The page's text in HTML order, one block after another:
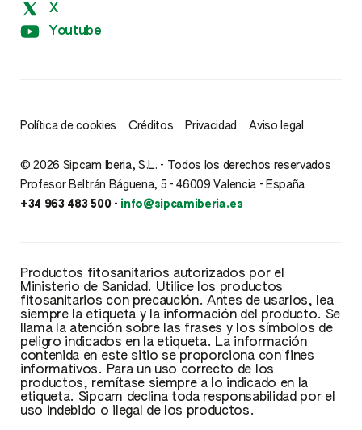
X
Youtube
© 2026 Sipcam Iberia, S.L. - Todos los derechos reservados
Profesor Beltrán Báguena, 5 - 46009 Valencia - España
+34 963 483 500 - info@sipcamiberia.es
Política de cookies Créditos Privacidad Aviso legal
Productos fitosanitarios autorizados por el
Ministerio de Sanidad. Utilice los productos
fitosanitarios con precaución. Antes de usarlos, lea
siempre la etiqueta y la información del producto. Se
llama la atención sobre las frases y los símbolos de
peligro indicados en la etiqueta. La información
contenida en este sitio se proporciona con fines
informativos. Para un uso correcto de los
productos, remítase siempre a lo indicado en la
etiqueta. Sipcam declina toda responsabilidad por el
uso indebido o ilegal de los productos.